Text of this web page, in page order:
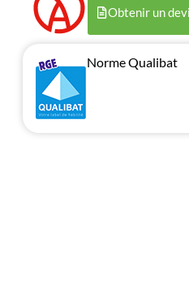
Obtenir un
Norme Qualibat